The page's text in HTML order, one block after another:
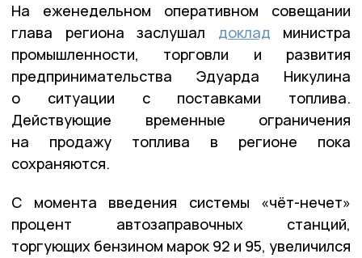
На еженедельном оперативном совещании
глава региона заслушал доклад министра
промышленности, торговли и развития
предпринимательства Эдуарда Никулина
о ситуации с поставками топлива.
Действующие временные ограничения
на продажу топлива в регионе пока
сохраняются.
С момента введения системы «чёт-нечет»
процент автозаправочных станций,
торгующих бензином марок 92 и 95, увеличился